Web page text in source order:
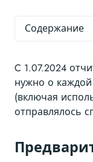
Содержание
C 1.07.2024
нужно о
(включая
отправлялось